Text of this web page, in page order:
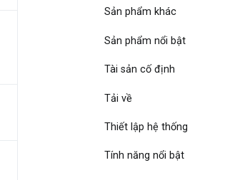
Sản phẩm khác
Sản phẩm nổi bật
Tài sản cố định
Tải về
Thiết lập hệ thống
Tính năng nổi bật